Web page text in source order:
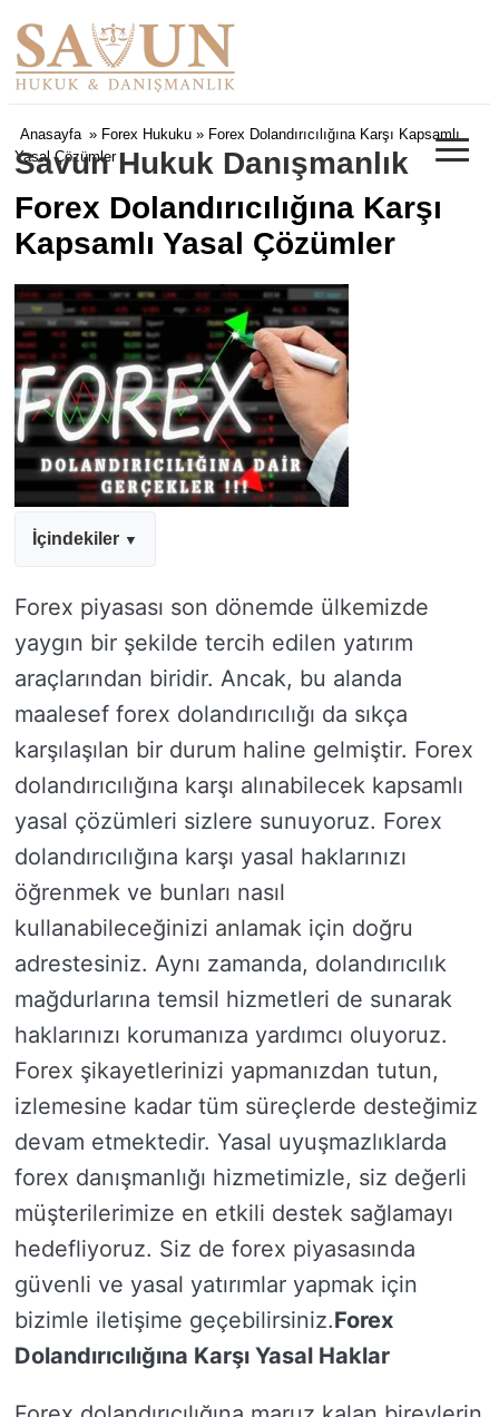
Savun Hukuk Danışmanlık ≡
Anasayfa » Forex Hukuku » Forex Dolandırıcılığına Karşı Kapsamlı
Yasal Çözümler
Forex Dolandırıcılığına Karşı
Kapsamlı Yasal Çözümler
İçindekiler
Forex piyasası son dönemde ülkemizde
yaygın bir şekilde tercih edilen yatırım
araçlarından biridir. Ancak, bu alanda
maalesef forex dolandırıcılığı da sıkça
karşılaşılan bir durum haline gelmiştir. Forex
dolandırıcılığına karşı alınabilecek kapsamlı
yasal çözümleri sizlere sunuyoruz. Forex
dolandırıcılığına karşı yasal haklarınızı
öğrenmek ve bunları nasıl
kullanabileceğinizi anlamak için doğru
adrestesiniz. Aynı zamanda, dolandırıcılık
mağdurlarına temsil hizmetleri de sunarak
haklarınızı korumanıza yardımcı oluyoruz.
Forex şikayetlerinizi yapmanızdan tutun,
izlemesine kadar tüm süreçlerde desteğimiz
devam etmektedir. Yasal uyuşmazlıklarda
forex danışmanlığı hizmetimizle, siz değerli
müşterilerimize en etkili destek sağlamayı
hedefliyoruz. Siz de forex piyasasında
güvenli ve yasal yatırımlar yapmak için
bizimle iletişime geçebilirsiniz.Forex
Dolandırıcılığına Karşı Yasal Haklar